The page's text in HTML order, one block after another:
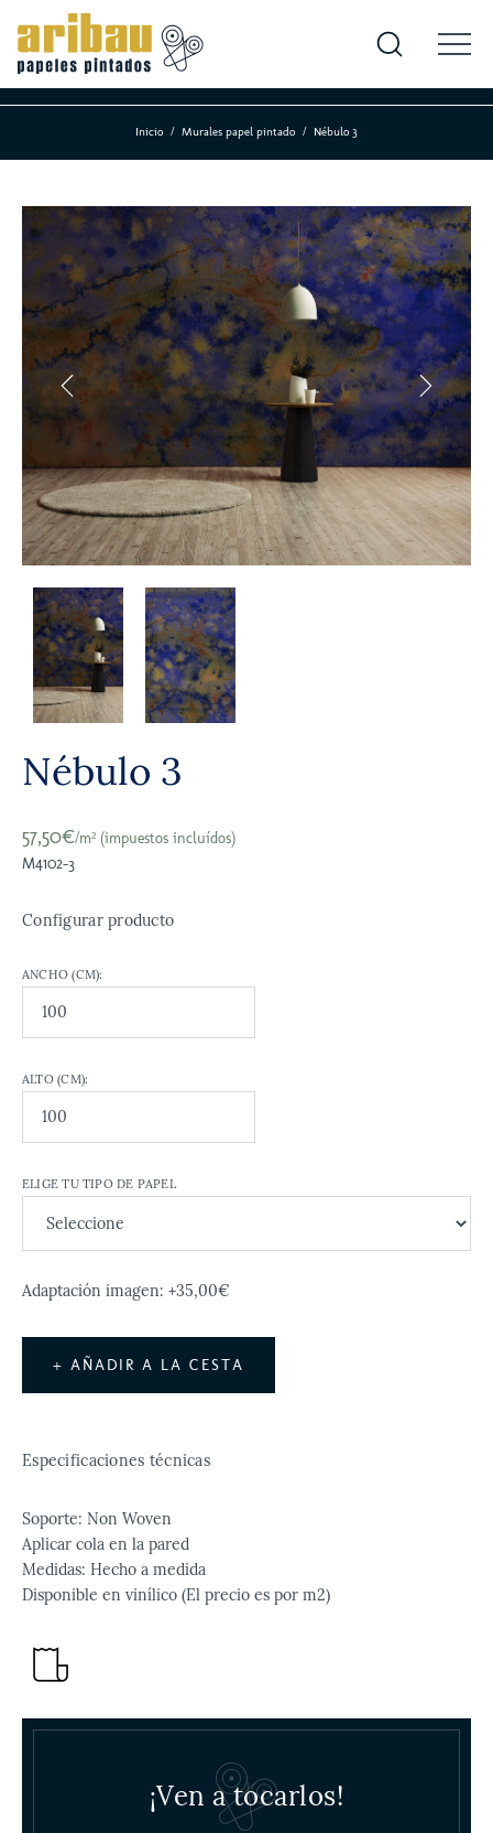
Inicio Murales papel pintado Nébulo 3
Nébulo 3
57,50€/m² (impuestos incluídos)
M4102-3
Configurar producto
ANCHO (CM):
ALTO (CM):
ELIGE TU TIPO DE PAPEL
Adaptación imagen: +35,00€
+ AÑADIR A LA CESTA
Especificaciones técnicas
Soporte: Non Woven
Aplicar cola en la pared
Medidas: Hecho a medida
Disponible en vinílico (El precio es por m2)
¡Ven a tocarlos!